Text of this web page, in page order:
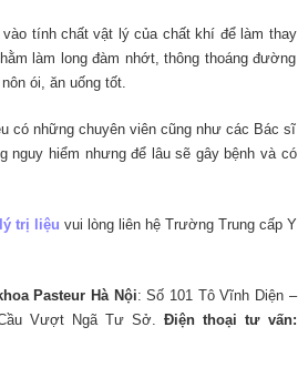
tính chất vật lý của chất khí để làm thay
làm long đàm nhớt, thông thoáng đường
ói, ăn uống tốt.
có những chuyên viên cũng như các Bác sĩ
nguy hiểm nhưng để lâu sẽ gây bệnh và có
trị liệu vui lòng liên hệ Trường Trung cấp Y
Pasteur Hà Nội: Số 101 Tô Vĩnh Diện –
Cầu Vượt Ngã Tư Sở.Điện thoại tư vấn: